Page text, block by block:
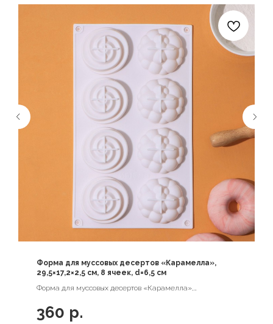
Форма для муссовых десертов «Карамелла»,
29,5×17,2×2,5 см, 8 ячеек, d=6,5 см
Форма для муссовых десертов «Карамелла»,
360 р.